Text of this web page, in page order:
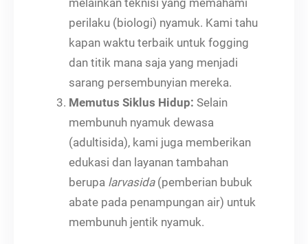
melainkan teknisi yang memahami
perilaku (biologi) nyamuk. Kami tahu
kapan waktu terbaik untuk fogging
dan titik mana saja yang menjadi
sarang persembunyian mereka.
Memutus Siklus Hidup: Selain
membunuh nyamuk dewasa
(adultisida), kami juga memberikan
edukasi dan layanan tambahan
berupa larvasida(pemberian bubuk
abate pada penampungan air) untuk
membunuh jentik nyamuk.